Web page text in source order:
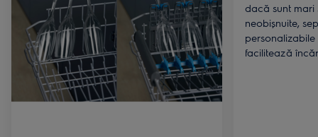
dacă sunt mari
neobișnuite,
facilitează